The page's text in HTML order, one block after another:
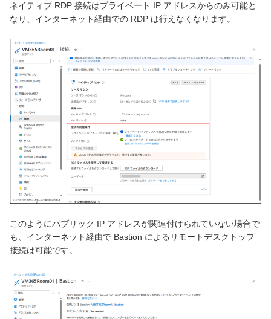
ネイティブ RDP 接続はプライベート IP アドレスからのみ可能と
なり、インターネット経由での RDP は行えなくなります。
このようにパブリック IP アドレスが関連付けられていない場合で
も、インターネット経由で Bastion によるリモートデスクトップ
接続は可能です。